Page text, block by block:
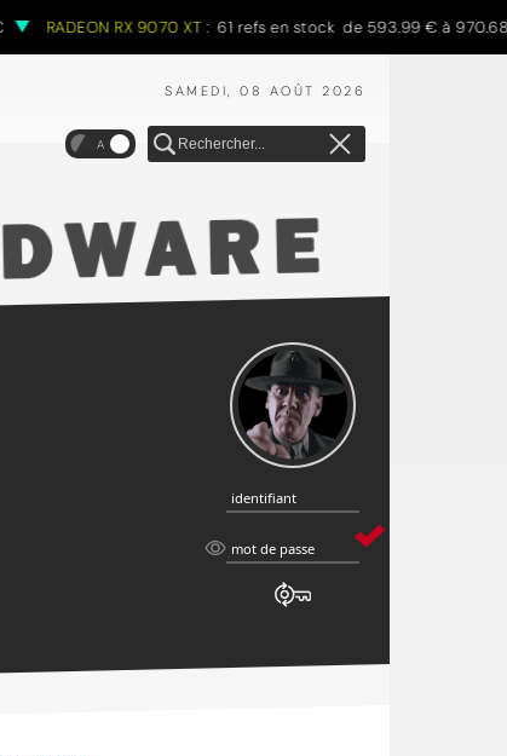
RADEON RX 9070 XT : 61 refs en stock de 593.99 € à 970.68 €
SAMEDI, 08 AOÛT 2026
A
identifiant
identifiant
mot
mot de passe